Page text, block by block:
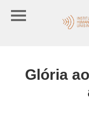
Glória